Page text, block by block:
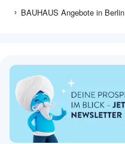
BAUHAUS Angebote in Berlin